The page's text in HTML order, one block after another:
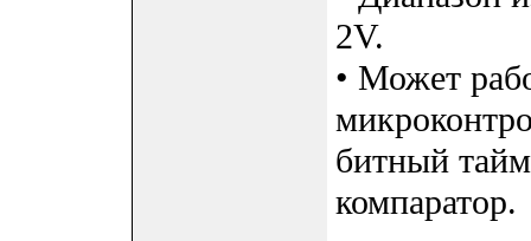
2V.
• Может
битный
компаратор.